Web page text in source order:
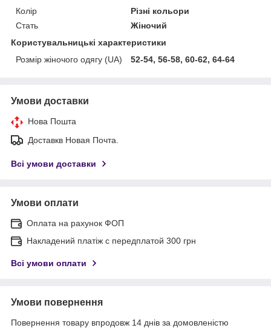
Колір
Різні кольори
Стать
Жіночий
Користувальницькі характеристики
Розмір жіночого одягу (UA)
52-54, 56-58, 60-62, 64-64
Умови доставки
Нова Пошта
Доставкв Новая Почта.
Всі умови доставки
Умови оплати
Оплата на рахунок ФОП
Накладений платіж с передплатой 300 грн
Всі умови оплати
Умови повернення
Повернення товару впродовж 14 днів за домовленістю